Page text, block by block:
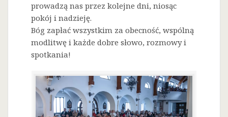
prowadzą nas przez kolejne dni, niosąc
pokój i nadzieję.
Bóg zapłać wszystkim za obecność, wspólną
modlitwę i każde dobre słowo, rozmowy i
spotkania!